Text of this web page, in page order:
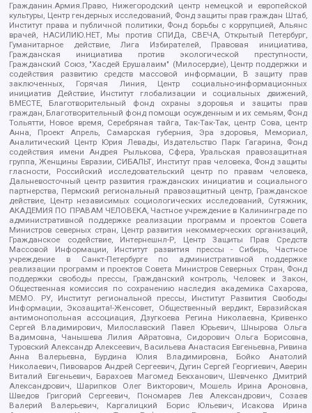
Гражданин.Армия.Право, Нижегородский центр немецкой и европейской
культуры, Центр гендерных исследований, Фонд защиты прав граждан Штаб,
Институт права и публичной политики, Фонд борьбы с коррупцией, Альянс
врачей, НАСИЛИЮ.НЕТ, Мы против СПИДа, СВЕЧА, Открытый Петербург,
Гуманитарное действие, Лига Избирателей, Правовая инициатива,
Гражданская инициатива против экологической преступности,
Гражданский Союз, "Хасдей Ерушалаим" (Милосердие), Центр поддержки и
содействия развитию средств массовой информации, В защиту прав
заключенных, Горячая Линия, Центр социально-информационных
инициатив Действие, Институт глобализации и социальных движений,
ВМЕСТЕ, Благотворительный фонд охраны здоровья и защиты прав
граждан, Благотворительный фонд помощи осужденным и их семьям, Фонд
Тольятти, Новое время, Серебряная тайга, Так-Так-Так, центр Сова, центр
Анна, Проект Апрель, Самарская губерния, Эра здоровья, Мемориал,
Аналитический Центр Юрия Левады, Издательство Парк Гагарина, Фонд
содействия имени Андрея Рылькова, Сфера, Уральская правозащитная
группа, Женщины Евразии, СИБАЛЬТ, Институт прав человека, Фонд защиты
гласности, Российский исследовательский центр по правам человека,
Дальневосточный центр развития гражданских инициатив и социального
партнерства, Пермский региональный правозащитный центр, Гражданское
действие, Центр независимых социологических исследований, Сутяжник,
АКАДЕМИЯ ПО ПРАВАМ ЧЕЛОВЕКА, Частное учреждение в Калининграде по
административной поддержке реализации программ и проектов Совета
Министров северных стран, Центр развития некоммерческих организаций,
Гражданское содействие, Интернешнл-Р, Центр Защиты Прав Средств
Массовой Информации, Институт развития прессы - Сибирь, Частное
учреждение в Санкт-Петербурге по административной поддержке
реализации программ и проектов Совета Министров Северных Стран, Фонд
поддержки свободы прессы, Гражданский контроль, Человек и Закон,
Общественная комиссия по сохранению наследия академика Сахарова,
МЕМО. РУ, Институт региональной прессы, Институт Развития Свободы
Информации, Экозащита!-Женсовет, Общественный вердикт, Евразийская
антимонопольная ассоциация, Дзугкоева Регина Николаевна, Кривенко
Сергей Владимирович, Милославский Павел Юрьевич, Шнырова Ольга
Вадимовна, Чанышева Лилия Айратовна, Сидорович Ольга Борисовна,
Туровский Александр Алексеевич, Васильева Анастасия Евгеньевна, Ривина
Анна Валерьевна, Бурдина Юлия Владимировна, Бойко Анатолий
Николаевич, Пивоваров Андрей Сергеевич, Дугин Сергей Георгиевич, Аверин
Виталий Евгеньевич, Барахоев Магомед Бекханович, Шевченко Дмитрий
Александрович, Шарипков Олег Викторович, Мошель Ирина Ароновна,
Шведов Григорий Сергеевич, Пономарев Лев Александрович, Созаев
Валерий Валерьевич, Каргалицкий Борис Юльевич, Исакова Ирина